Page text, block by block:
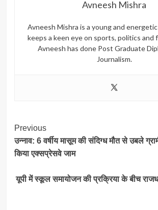
Avneesh Mishra
Avneesh Mishra is a young and
keeps a keen eye on sports, politics and
Avneesh has done Post Graduate
Journalism.
Post
Navigation
Previous
उन्नाव: 6 वर्षीय मासूम की संदिग्ध मौत से उबले
किया एक्सप्रेसवे जाम
यूपी में स्कूल समायोजन की प्रक्रिया के बीच